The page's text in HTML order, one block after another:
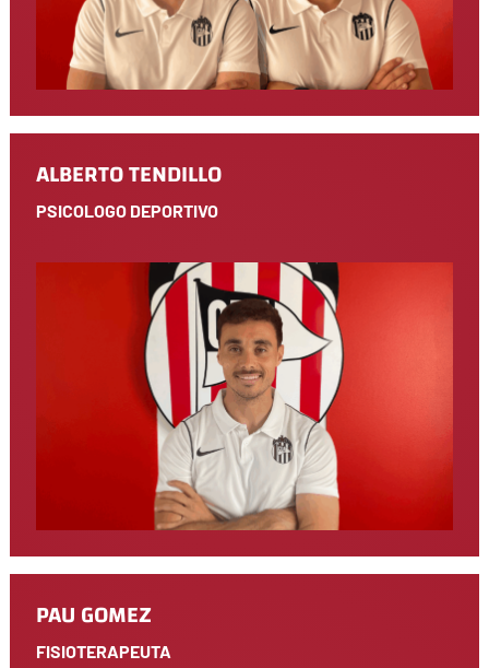
ALBERTO TENDILLO
PSICOLOGO DEPORTIVO
PAU GOMEZ
FISIOTERAPEUTA